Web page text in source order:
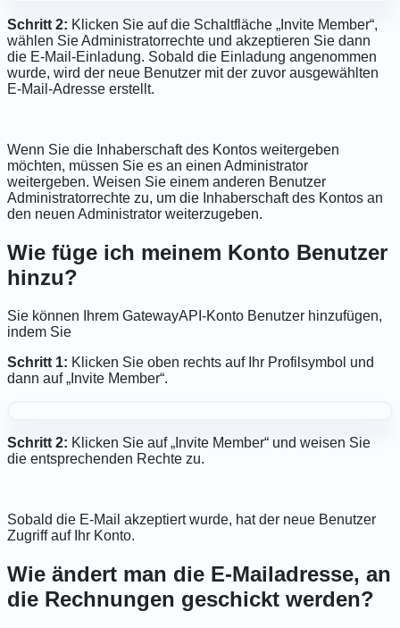
Schritt 2: Klicken Sie auf die Schaltfläche „Invite Member“,
wählen Sie Administratorrechte und akzeptieren Sie dann
die E-Mail-Einladung. Sobald die Einladung angenommen
wurde, wird der neue Benutzer mit der zuvor ausgewählten
E-Mail-Adresse erstellt.
Wenn Sie die Inhaberschaft des Kontos weitergeben
möchten, müssen Sie es an einen Administrator
weitergeben. Weisen Sie einem anderen Benutzer
Administratorrechte zu, um die Inhaberschaft des Kontos an
den neuen Administrator weiterzugeben.
Wie füge ich meinem Konto Benutzer
hinzu?
Sie können Ihrem GatewayAPI-Konto Benutzer hinzufügen,
indem Sie
Schritt 1: Klicken Sie oben rechts auf Ihr Profilsymbol und
dann auf „Invite Member“.
Schritt 2: Klicken Sie auf „Invite Member“ und weisen Sie
die entsprechenden Rechte zu.
Sobald die E-Mail akzeptiert wurde, hat der neue Benutzer
Zugriff auf Ihr Konto.
Wie ändert man die E-Mailadresse, an
die Rechnungen geschickt werden?